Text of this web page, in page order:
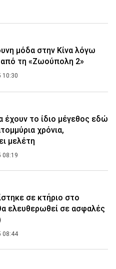
μόδα στην Κίνα λόγω
από τη «Ζωούπολη 2»
10:30
έχουν το ίδιο μέγεθος εδώ
χρόνια,
μελέτη
08:19
σε κτήριο στο
ελευθερωθεί σε ασφαλές
08:44